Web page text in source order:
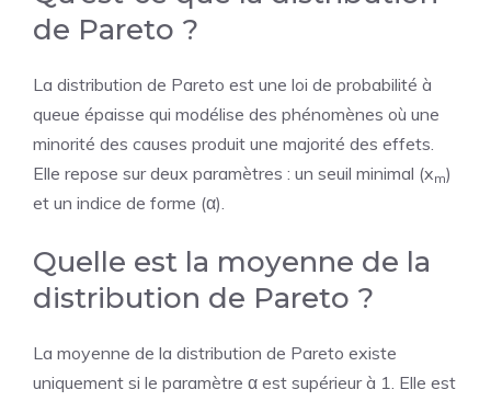
de Pareto ?
La distribution de Pareto est une loi de probabilité à
queue épaisse qui modélise des phénomènes où une
minorité des causes produit une majorité des effets.
Elle repose sur deux paramètres : un seuil minimal (xm)
et un indice de forme (α).
Quelle est la moyenne de la
distribution de Pareto ?
La moyenne de la distribution de Pareto existe
uniquement si le paramètre α est supérieur à 1. Elle est